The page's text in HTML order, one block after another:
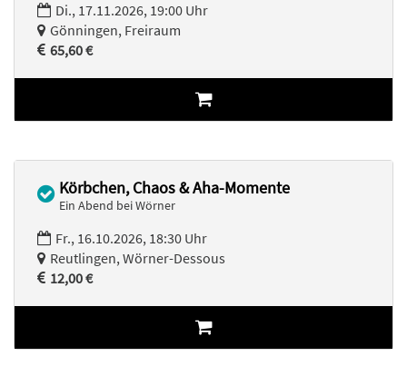
Di., 17.11.2026, 19:00 Uhr
Gönningen, Freiraum
65,60 €
Körbchen, Chaos & Aha-Momente
Ein Abend bei Wörner
Fr., 16.10.2026, 18:30 Uhr
Reutlingen, Wörner-Dessous
12,00 €